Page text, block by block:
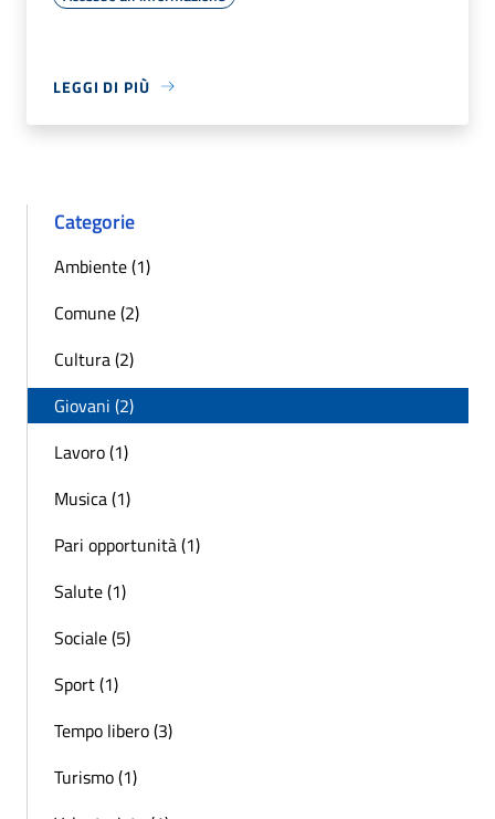
LEGGI DI PIÙ
Categorie
Ambiente (1)
Comune (2)
Cultura (2)
Giovani (2)
Lavoro (1)
Musica (1)
Pari opportunità (1)
Salute (1)
Sociale (5)
Sport (1)
Tempo libero (3)
Turismo (1)